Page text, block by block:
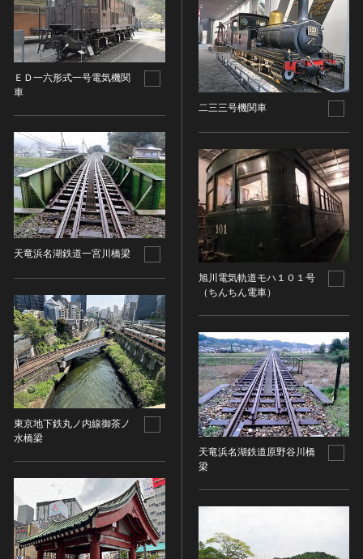
ＥＤ一六形式一号電気機関
車
天竜浜名湖鉄道一宮川橋梁
東京地下鉄丸ノ内線御茶ノ
水橋梁
二三三号機関車
旭川電気軌道モハ１０１号
（ちんちん電車）
天竜浜名湖鉄道原野谷川橋
梁
新石器 [朝鮮半島]
青銅器 [朝鮮半島]
鉄器 [朝鮮半島]
原三国・朝鮮三国 [朝鮮半島]
原三国・朝鮮三国 [朝鮮半島]
新羅 [朝鮮半島]
高麗 [朝鮮半島]
朝鮮 [朝鮮半島]
近現代 [朝鮮半島]
旧石器 [中国]
周 [中国]
春秋時代 [中国]
戦国時代 [中国]
秦 [中国]
漢 [中国]
三国 [中国]
南北朝（六朝） [中国]
隋 [中国]
唐 [中国]
リトグラフ（石版画）
シルクスクリーン
その他
彫刻
金属像
石像
石膏像
その他
工芸品
陶磁
ガラス
その他
その他の美術
写真
デザイン
考古資料
石器・石製品類
土器・土製品類
登録無形文化財
記録作成等の措置を講ずべき無形文化財
重要有形民俗文化財
重要無形民俗文化財
史跡
名勝
天然記念物
特別史跡
特別名勝
特別天然記念物
重要文化的景観
重要伝統的建造物群保存地区
選定保存技術
未指定
有形文化財(建造物)
有形文化財(美術工芸品)
民俗文化財(無形民俗文化財)
記念物(史跡)
記念物(名勝)
記念物(天然記念物)
伝統的建造物群保存地区
高画質画像
画像ライセンスを選択
CC0
PDM
CC BY-SA（表示—継承）
CC BY-ND（表示—改変禁止）
CC BY-NC（表示—非営利）
CC BY-NC-SA（表示—非営利—継承）
CC BY-NC-ND（表示—非営利—改変禁止）
IN COPYRIGHT（著作権あり）
IN COPYRIGHT - EU ORPHAN WORK（著作権あり-
IN COPYRIGHT - EDUCATIONAL USE
PERMITTED（著作権あり-教育目的の利用可）
IN COPYRIGHT - NONCOMMERCIAL USE
PERMITTED（著作権あり-非営利目的の利用可）
IN COPYRIGHT - RIGHTSHOLDER(S) UNLOCATABLE
OR UNIDENTIFIABLE（著作権あり-著作権者不明）
NO COPYRIGHT - CONTRACTUAL
RESTRICTIONS（著作権なし-契約による制限あり）
NO COPYRIGHT - NONCOMMERCIAL USE ONLY（著
作権なし-非営利目的のみ利用可）
NO COPYRIGHT - OTHER KNOWN LEGAL
RESTRICTIONS（著作権なし-他の法的制限あり）
NO COPYRIGHT - UNITED STATES（著作権なし-米国
の法律上）
検索する
入力情報をクリア
連想検索
連想検索する
20件で表示